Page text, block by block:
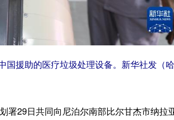
援助的医疗垃圾处理设备。新华社发（
29日共同向尼泊尔南部比尔甘杰市纳拉